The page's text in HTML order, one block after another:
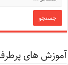
آموزش های